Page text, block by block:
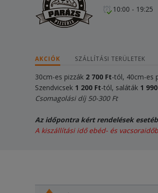
10:00 - 19:25
AKCIÓK SZÁLLÍTÁSI TERÜLETEK
30cm-es pizzák 2 700 Ft-tól, 40cm-es
Szendvicsek 1 200 Ft-tól, saláták 1
Csomagolási díj 50-300 Ft
Az időpontra kért rendelések
A kiszállítási idő ebéd- és